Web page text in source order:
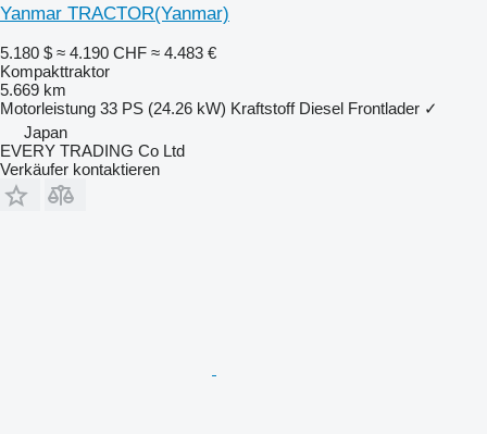
Yanmar TRACTOR(Yanmar)
5.180 $ ≈ 4.190 CHF ≈ 4.483 €
Kompakttraktor
5.669 km
Motorleistung 33 PS (24.26 kW) Kraftstoff Diesel Frontlader ✓
Japan
EVERY TRADING Co Ltd
Verkäufer kontaktieren